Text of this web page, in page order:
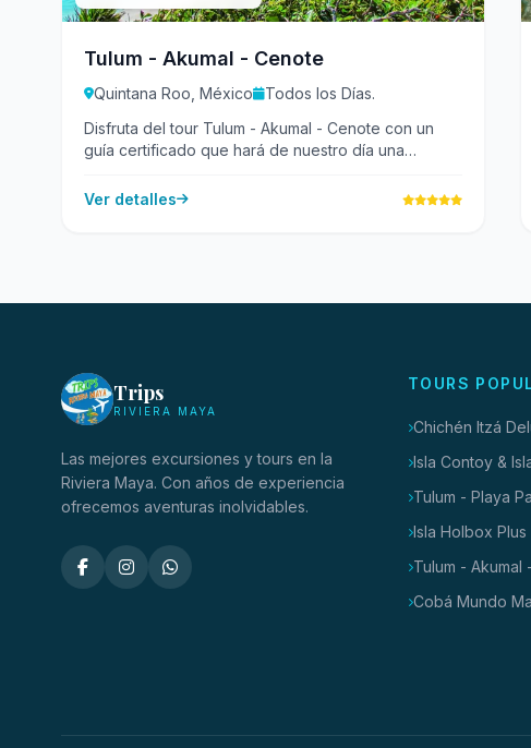
Tulum - Akumal - Cenote
Quintana Roo, México
Todos los Días.
Disfruta del tour Tulum - Akumal - Cenote con un
guía certificado que hará de nuestro día una
Ver detalles
Trips
RIVIERA MAYA
Las mejores excursiones y tours en la
Riviera Maya. Con años de experiencia
ofrecemos aventuras inolvidables.
TOURS
Chichén Itzá
Isla Contoy &
Tulum - Playa
Isla Holbox Plus
Tulum - Akumal
Cobá Mundo